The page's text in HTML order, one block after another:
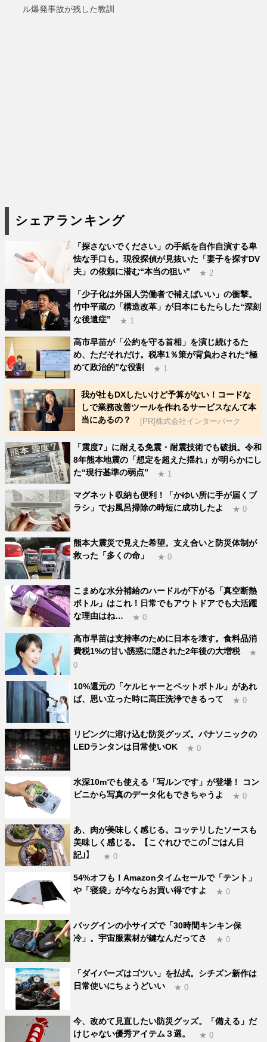
ル爆発事故が残した教訓
シェアランキング
「探さないでください」の手紙を自作自演する卑
怯な手口も。現役探偵が見抜いた「妻子を探すDV
夫」の依頼に潜む“本当の狙い”
★ 2
「少子化は外国人労働者で補えばいい」の衝撃。
竹中平蔵の「構造改革」が日本にもたらした“深刻
な後遺症”
★ 1
高市早苗が「公約を守る首相」を演じ続けるた
め、ただそれだけ。税率1％策が背負わされた“極
めて政治的”な役割
★ 1
我が社もDXしたいけど予算がない！コードな
しで業務改善ツールを作れるサービスなんて本
当にあるの？
[PR]株式会社インターパーク
「震度7」に耐える免震・耐震技術でも破損。令和
8年熊本地震の「想定を超えた揺れ」が明らかにし
た“現行基準の弱点”
★ 1
マグネット収納も便利！「かゆい所に手が届くブ
ラシ」でお風呂掃除の時短に成功したよ
★ 0
熊本大震災で見えた希望。支え合いと防災体制が
救った「多くの命」
★ 0
こまめな水分補給のハードルが下がる「真空断熱
ボトル」はこれ！日常でもアウトドアでも大活躍
な理由はね…
★ 0
高市早苗は支持率のために日本を壊す。食料品消
費税1%の甘い誘惑に隠された2年後の大増税
★
0
10%還元の「ケルヒャーとペットボトル」があれ
ば、思い立った時に高圧洗浄できるって
★ 0
リビングに溶け込む防災グッズ。パナソニックの
LEDランタンは日常使いOK
★ 0
水深10mでも使える「写ルンです」が登場！ コン
ビニから写真のデータ化もできちゃうよ
★ 0
あ、肉が美味しく感じる。コッテリしたソースも
美味しく感じる。【こぐれひでこの｢ごはん日
記｣】
★ 0
54%オフも！Amazonタイムセールで「テント」
や「寝袋」が今ならお買い得ですよ
★ 0
バッグインの小サイズで「30時間キンキン保
冷」。宇宙服素材が鍵なんだってさ
★ 0
「ダイバーズはゴツい」を払拭。シチズン新作は
日常使いにちょうどいい
★ 0
今、改めて見直したい防災グッズ。「備える」だ
けじゃない優秀アイテム３選。
★ 0